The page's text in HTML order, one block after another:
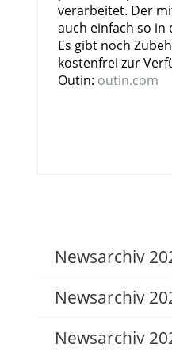
verarbeitet. Der
auch einfach so in
Es gibt noch
kostenfrei zur
Outin: outin.com
Newsarchiv
Werbung |
03.12.2025
Newsarchiv
Lesung mit
Newsarchiv